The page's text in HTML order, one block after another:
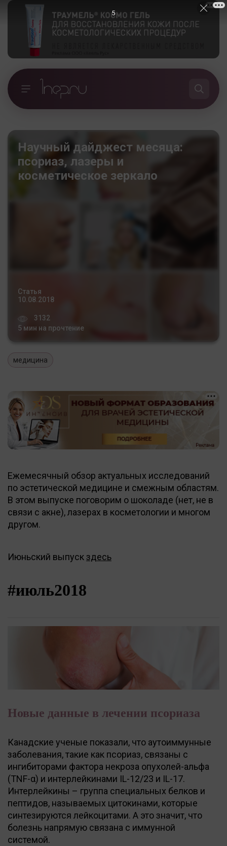
Научный дайджест месяца:
псориаз, лазеры и
косметическое зеркало
Статья
10.08.2018
3132
5 мин на прочтение
медицина
Ежемесячный обзор актуальных исследований
по эстетической медицине и смежным областям.
В этом выпуске поговорим о шоколаде (нет, не в
связи с акне), лазерах в косметологии и многом
другом.
Июньский выпускздесь
#июль2018
Новые данные в лечении псориаза
Канадские ученые показали, что аутоиммунные
заболевания, такие как псориаз, связаны с
ингибиторами фактора некроза опухолей-альфа
(TNF-α) и интерлейкинами IL-12/23 и IL-17.
Интерлейкины – группа специальных белков и
пептидов, называемых цитокинами, которые
синтезируются лейкоцитами. А это значит, что
болезнь напрямую связана с иммунной
системой.
4